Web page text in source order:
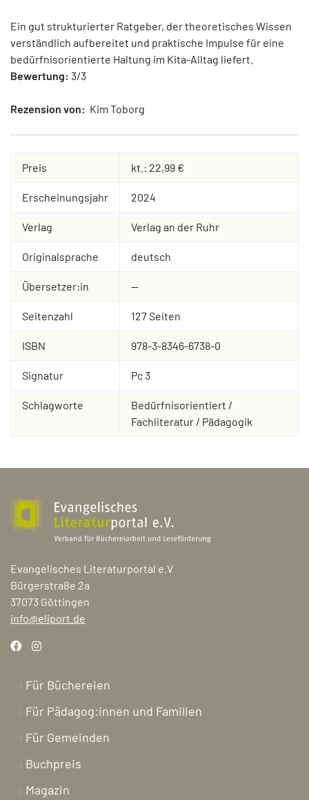
Ein gut strukturierter Ratgeber, der theoretisches Wissen
verständlich aufbereitet und praktische Impulse für eine
bedürfnisorientierte Haltung im Kita-Alltag liefert.
Bewertung: 3/3
Rezension von: Kim Toborg
Preis kt.: 22,99 €
Erscheinungsjahr 2024
Verlag Verlag an der Ruhr
Originalsprache deutsch
Übersetzer:in --
Seitenzahl 127 Seiten
ISBN 978-3-8346-6738-0
Signatur Pc 3
Schlagworte
Bedürfnisorientiert /
Fachliteratur / Pädagogik
Evangelisches Literaturportal e.V
Bürgerstraße 2a
37073 Göttingen
info@eliport.de
Für Büchereien
Für Pädagog:innen und Familien
Für Gemeinden
Buchpreis
Magazin